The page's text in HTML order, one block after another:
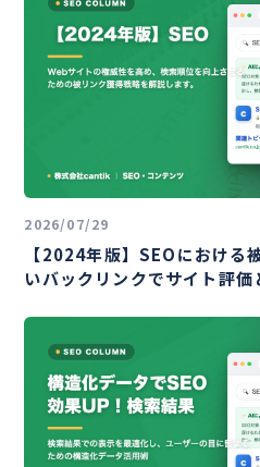
2026/07/29
【2024年版】SEOにおける
いバックリンクでサイト評価